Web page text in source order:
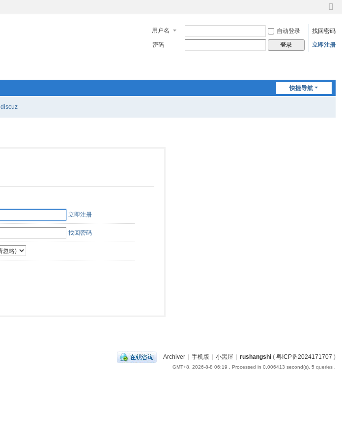
切
到
窄
用户名 自动登录
找回密码
密码
登录 立即注册
快捷导航
discuz
立即注册
找回密码
| Archiver | 手机版 | 小黑屋 | rushangshi( 粤ICP备2024171707 )
GMT+8, 2026-8-8 06:19 , Processed in 0.006413 second(s), 5 queries .